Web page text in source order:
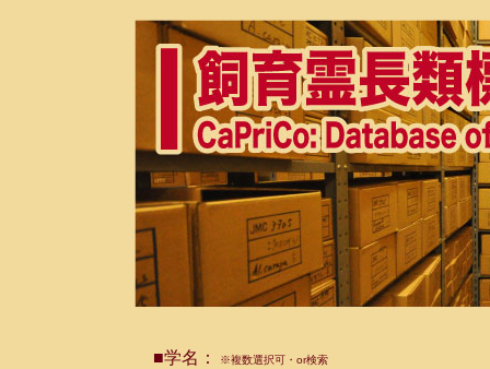
■学名： ※複数選択可・or検索